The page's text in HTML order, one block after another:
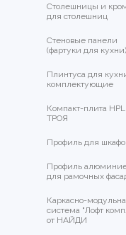
Столешницы и
для столешниц
Стеновые панели
(фартуки для кухни)
Плинтуса для
комплектующие
Компакт-плита
ТРОЯ
Профиль для
Профиль
для рамочных
Каркасно-
система "Лофт
от НАЙДИ